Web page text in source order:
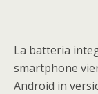
La batteria
smartphone
Android in